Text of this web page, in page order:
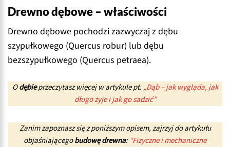
Drewno dębowe – właściwości
Drewno dębowe pochodzi zazwyczaj z dębu
szypułkowego (Quercus robur) lub dębu
bezszypułkowego (Quercus petraea).
Odębieprzeczytasz więcej w artykule pt. „Dąb – jak wygląda, jak
długo żyje i jak go sadzić”
Zanim zapoznasz się z poniższym opisem, zajrzyj do artykułu
objaśniającegobudowę drewna:“Fizyczne i mechaniczne